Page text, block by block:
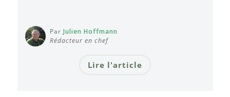
Par Julien Hoffmann
Rédacteur en chef
Lire l'article